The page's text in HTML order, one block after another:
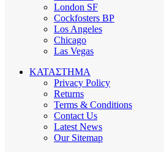
London SF
Cockfosters BP
Los Angeles
Chicago
Las Vegas
ΚΑΤΑΣΤΗΜΑ
Privacy Policy
Returns
Terms & Conditions
Contact Us
Latest News
Our Sitemap